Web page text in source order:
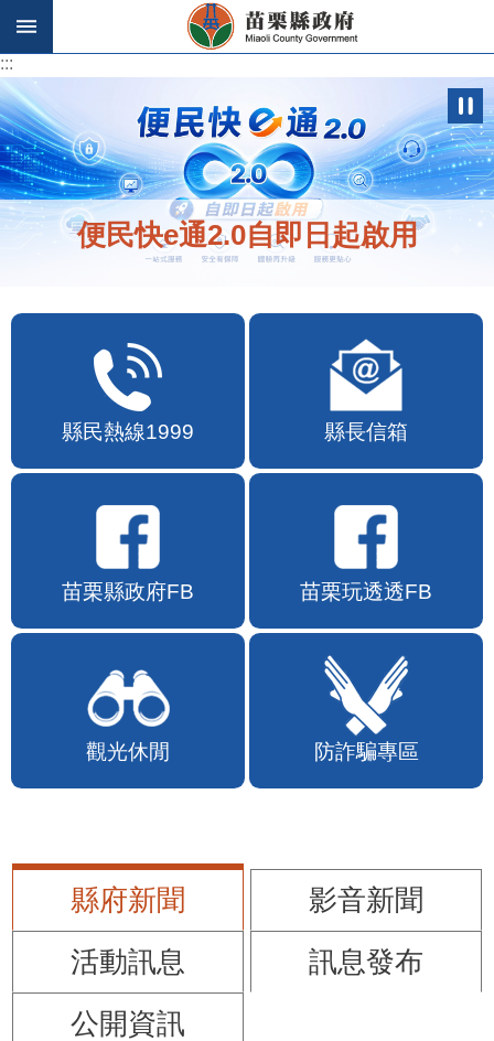
跳到主要內容區塊
:::
:::
便民快e通2.0自即日起啟用
縣民熱線1999 縣長信箱
苗栗縣政府FB 苗栗玩透透FB
觀光休閒 防詐騙專區
縣府新聞
影音新聞
活動訊息
訊息發布
公開資訊